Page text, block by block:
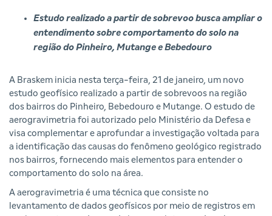
Estudo realizado a partir de sobrevoo busca ampliar o
entendimento sobre comportamento do solo na
região do Pinheiro, Mutange e Bebedouro
A Braskem inicia nesta terça-feira, 21 de janeiro, um novo
estudo geofísico realizado a partir de sobrevoos na região
dos bairros do Pinheiro, Bebedouro e Mutange. O estudo de
aerogravimetria foi autorizado pelo Ministério da Defesa e
visa complementar e aprofundar a investigação voltada para
a identificação das causas do fenômeno geológico registrado
nos bairros, fornecendo mais elementos para entender o
comportamento do solo na área.
A aerogravimetria é uma técnica que consiste no
levantamento de dados geofísicos por meio de registros em